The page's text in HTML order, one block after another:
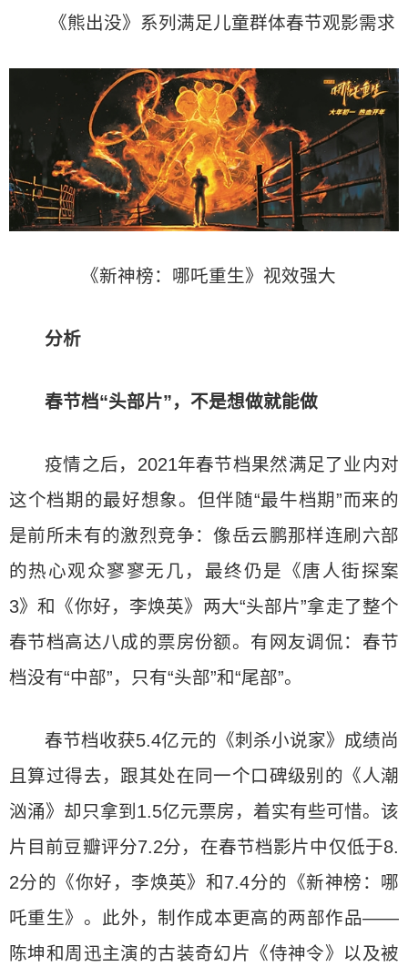
《熊出没》系列满足儿童群体春节观影需求
《新神榜：哪吒重生》视效强大
分析
春节档“头部片”，不是想做就能做
疫情之后，2021年春节档果然满足了业内对
这个档期的最好想象。但伴随“最牛档期”而来的
是前所未有的激烈竞争：像岳云鹏那样连刷六部
的热心观众寥寥无几，最终仍是《唐人街探案
3》和《你好，李焕英》两大“头部片”拿走了整个
春节档高达八成的票房份额。有网友调侃：春节
档没有“中部”，只有“头部”和“尾部”。
春节档收获5.4亿元的《刺杀小说家》成绩尚
且算过得去，跟其处在同一个口碑级别的《人潮
汹涌》却只拿到1.5亿元票房，着实有些可惜。该
片目前豆瓣评分7.2分，在春节档影片中仅低于8.
2分的《你好，李焕英》和7.4分的《新神榜：哪
吒重生》。此外，制作成本更高的两部作品——
陈坤和周迅主演的古装奇幻片《侍神令》以及被